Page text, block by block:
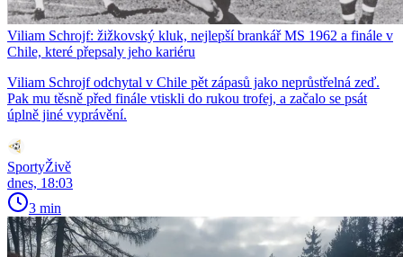
Viliam Schrojf: žižkovský kluk, nejlepší brankář MS 1962 a finále v
Chile, které přepsaly jeho kariéru
Viliam Schrojf odchytal v Chile pět zápasů jako neprůstřelná zeď.
Pak mu těsně před finále vtiskli do rukou trofej, a začalo se psát
úplně jiné vyprávění.
SportyŽivě
dnes, 18:03
3 min